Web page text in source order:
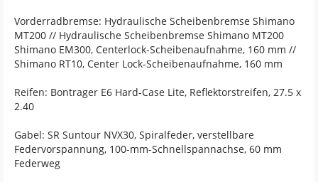
Vorderradbremse: Hydraulische Scheibenbremse Shimano
MT200 // Hydraulische Scheibenbremse Shimano MT200
Shimano EM300, Centerlock-Scheibenaufnahme, 160 mm //
Shimano RT10, Center Lock-Scheibenaufnahme, 160 mm
Reifen: Bontrager E6 Hard-Case Lite, Reflektorstreifen, 27.5 x
2.40
Gabel: SR Suntour NVX30, Spiralfeder, verstellbare
Federvorspannung, 100-mm-Schnellspannachse, 60 mm
Federweg